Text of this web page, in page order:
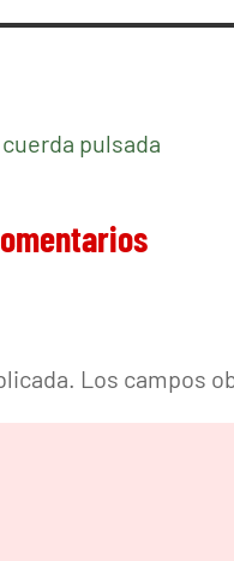
pulsada
Los campos